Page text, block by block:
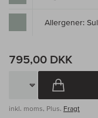
Allergener:
795,00 DKK
inkl. moms, Plus. Fragt